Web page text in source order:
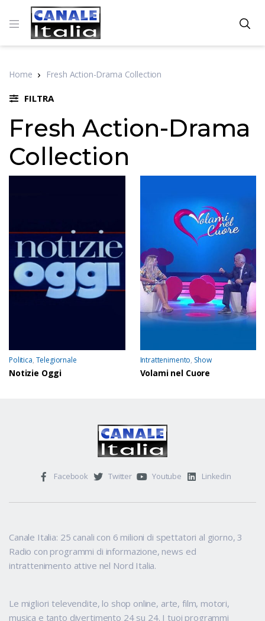
Home Fresh Action-Drama Collection
FILTRA
Fresh Action-Drama
Collection
Politica, Telegiornale
Notizie Oggi
Intrattenimento, Show
Volami nel Cuore
Facebook Twitter Youtube Linkedin
Canale Italia: 25 canali con 6 milioni di spettatori al giorno, 3
Radio con programmi di informazione, news ed
intrattenimento attive nel Nord Italia.
Le migliori televendite, lo shop online, arte, film, motori,
musica e tanto divertimento 24 su 24. I tuoi programmi